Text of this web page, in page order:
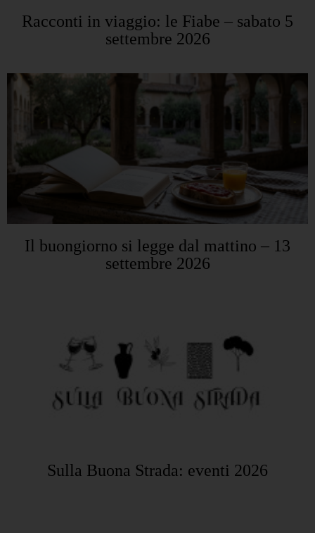
Racconti in viaggio: le Fiabe – sabato 5
settembre 2026
Il buongiorno si legge dal mattino – 13
settembre 2026
Sulla Buona Strada: eventi 2026